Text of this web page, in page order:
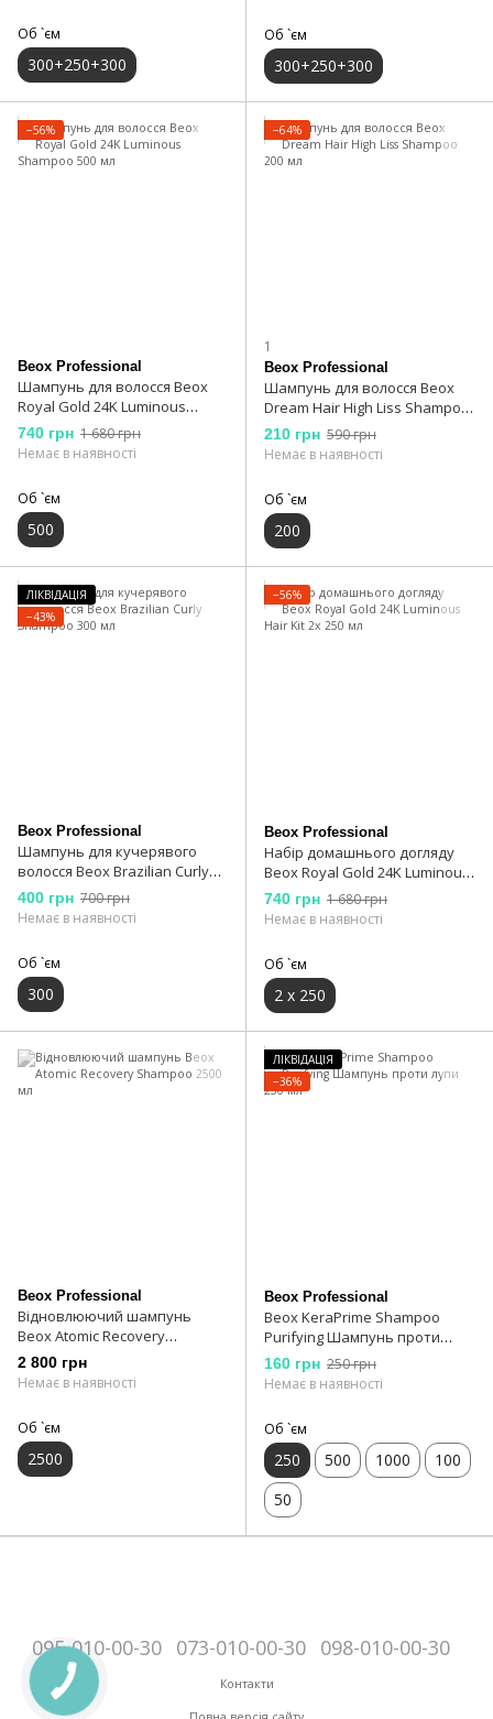
Об `єм
300+250+300
Об `єм
300+250+300
−56%
Beox Professional
Шампунь для волосся Beox
Royal Gold 24K Luminous
Shampoo 500 мл
740 грн 1 680 грн
Немає в наявності
Об `єм
500
−64%
1
Beox Professional
Шампунь для волосся Beox
Dream Hair High Liss Shampoo
200 мл
210 грн 590 грн
Немає в наявності
Об `єм
200
ЛІКВІДАЦІЯ
−43%
Beox Professional
Шампунь для кучерявого
волосся Beox Brazilian Curly
Shampoo 300 мл
400 грн 700 грн
Немає в наявності
Об `єм
300
−56%
Beox Professional
Набір домашнього догляду
Beox Royal Gold 24K Luminous
Hair Kit 2х 250 мл
740 грн 1 680 грн
Немає в наявності
Об `єм
2 x 250
Beox Professional
Відновлюючий шампунь
Beox Atomic Recovery
Shampoo 2500 мл
2 800 грн
Немає в наявності
Об `єм
2500
ЛІКВІДАЦІЯ
−36%
Beox Professional
Beox KeraPrime Shampoo
Purifying Шампунь проти
лупи 250 мл
160 грн 250 грн
Немає в наявності
Об `єм
250 500 1000
100
50
095-010-00-30 073-010-00-30 098-010-00-30
Контакти